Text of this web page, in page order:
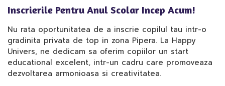
Inscrierile Pentru Anul Scolar Incep Acum!
Nu rata oportunitatea de a inscrie copilul tau intr-o
gradinita privata de top in zona Pipera. La Happy
Univers, ne dedicam sa oferim copiilor un start
educational excelent, intr-un cadru care promoveaza
dezvoltarea armonioasa si creativitatea.